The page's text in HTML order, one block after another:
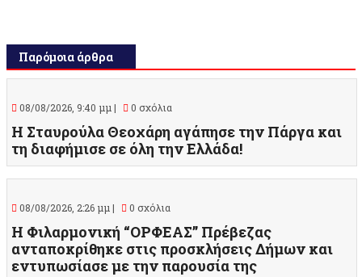
Παρόμοια άρθρα
08/08/2026, 9:40 μμ | 0 σχόλια
Η Σταυρούλα Θεοχάρη αγάπησε την Πάργα και
τη διαφήμισε σε όλη την Ελλάδα!
08/08/2026, 2:26 μμ | 0 σχόλια
Η Φιλαρμονική “ΟΡΦΕΑΣ” Πρέβεζας
ανταποκρίθηκε στις προσκλήσεις Δήμων και
εντυπωσίασε με την παρουσία της